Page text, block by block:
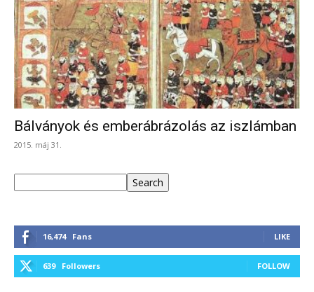
Bálványok és emberábrázolás az iszlámban
2015. máj 31.
Search
16,474 Fans LIKE
639 Followers FOLLOW